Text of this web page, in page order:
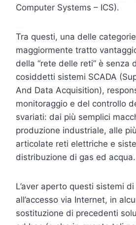
Computer Systems – ICS).
Tra questi, una delle
maggiormente tratto
della “rete delle reti” è senza
cosiddetti sistemi SCADA
And Data Acquisition),
monitoraggio e del controllo
svariati: dai più semplici
produzione industriale, alle
articolate reti elettriche e
distribuzione di gas ed acqua.
L’aver aperto questi sistemi
all’accesso via Internet, in
sostituzione di precedenti